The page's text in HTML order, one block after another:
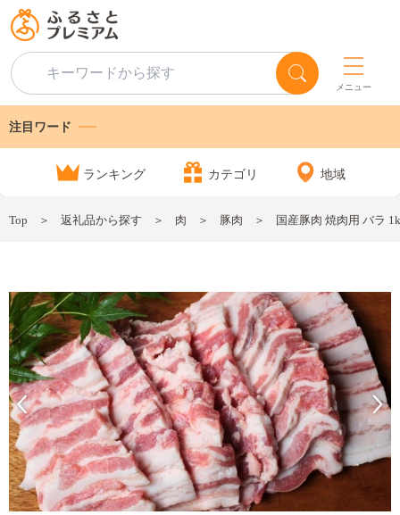
メニュー
注目ワード
ランキング カテゴリ 地域
Top 返礼品から探す 肉 豚肉 国産豚肉 焼肉用 バラ